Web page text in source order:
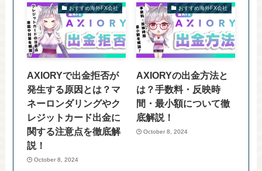
おすすめ海外FX会社
AXIORYで出金拒否が
発生する原因とは？マ
ネーロンダリングやク
レジットカード出金に
関する注意点を徹底解
説！
October 8, 2024
おすすめ海外FX会社
AXIORYの出金方法と
は？手数料・反映時
間・最小額について徹
底解説！
October 8, 2024